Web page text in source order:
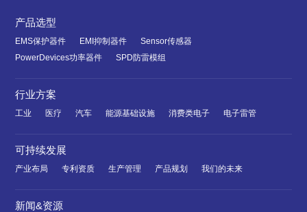
产品选型
EMS保护器件 EMI抑制器件
Sensor传感器
PowerDevices功率器件
SPD防雷模组
行业方案
工业 医疗 汽车 能源基础设施 消费类电子 电子雷管
可持续发展
产业布局 专利资质 生产管理 产品规划 我们的未来
新闻&资源